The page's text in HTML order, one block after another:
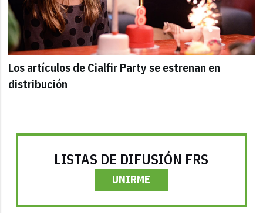
Los artículos de Cialfir Party se estrenan en
distribución
LISTAS DE DIFUSIÓN FRS
UNIRME